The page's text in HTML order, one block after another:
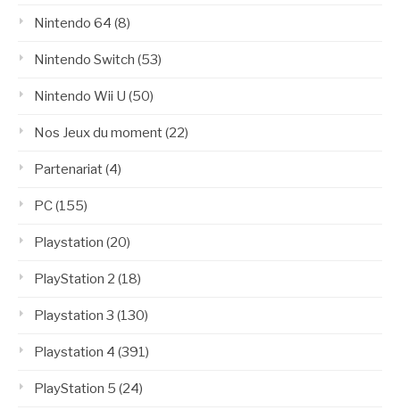
Nintendo 64 (8)
Nintendo Switch (53)
Nintendo Wii U (50)
Nos Jeux du moment(22)
Partenariat(4)
PC(155)
Playstation (20)
PlayStation 2 (18)
Playstation 3 (130)
Playstation 4 (391)
PlayStation 5 (24)